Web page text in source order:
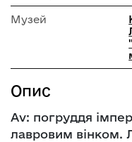
Музей
Опис
Av: погруддя
лавровим вінком.